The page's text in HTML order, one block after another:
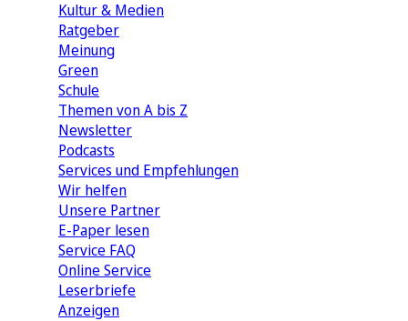
Kultur & Medien
Ratgeber
Meinung
Green
Schule
Themen von A bis Z
Newsletter
Podcasts
Services und Empfehlungen
Wir helfen
Unsere Partner
E-Paper lesen
Service FAQ
Online Service
Leserbriefe
Anzeigen